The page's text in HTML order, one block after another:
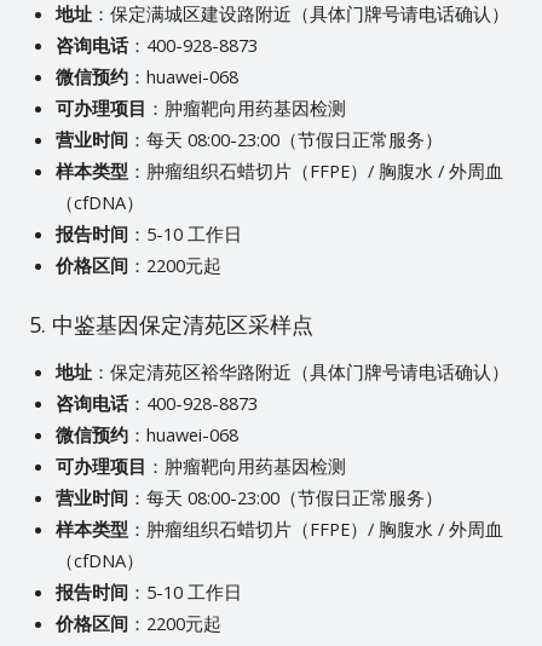
地址：保定满城区建设路附近（具体门牌号请电话确认）
咨询电话：400-928-8873
微信预约：huawei-068
可办理项目 ：肿瘤靶向用药基因检测
营业时间：每天 08:00-23:00（节假日正常服务）
样本类型 ：肿瘤组织石蜡切片（FFPE）/ 胸腹水 / 外周血
（cfDNA）
报告时间：5-10 工作日
价格区间：2200元起
5. 中鉴基因保定清苑区采样点
地址：保定清苑区裕华路附近（具体门牌号请电话确认）
咨询电话：400-928-8873
微信预约：huawei-068
可办理项目 ：肿瘤靶向用药基因检测
营业时间：每天 08:00-23:00（节假日正常服务）
样本类型 ：肿瘤组织石蜡切片（FFPE）/ 胸腹水 / 外周血
（cfDNA）
报告时间：5-10 工作日
价格区间：2200元起